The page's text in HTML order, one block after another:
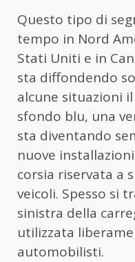
Questo tipo di
tempo in Nord
Stati Uniti e in
sta diffondendo
alcune situazioni
sfondo blu, una
sta diventando
nuove
corsia riservata a
veicoli. Spesso si
sinistra della
utilizzata
automobilisti.